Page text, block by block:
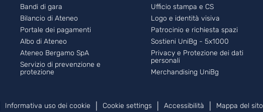
Bandi di gara
Bilancio di Ateneo
Portale dei pagamenti
Albo di Ateneo
Ateneo Bergamo SpA
Servizio di prevenzione e
protezione
Ufficio stampa e CS
Logo e identità visiva
Patrocinio e richiesta spazi
Sostieni UniBg - 5x1000
Privacy e Protezione dei dati
personali
Merchandising UniBg
Informativa uso dei cookie Cookie settings Accessibilità Mappa del sito